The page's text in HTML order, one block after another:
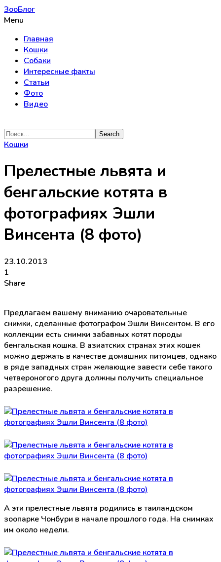
ЗооБлог
Menu
Главная
Кошки
Собаки
Интересные факты
Статьи
Фото
Видео
Кошки
Прелестные львята и
бенгальские котята в
фотографиях Эшли
Винсента (8 фото)
23.10.2013
1
Share
Предлагаем вашему вниманию очаровательные
снимки, сделанные фотографом Эшли Винсентом. В его
коллекции есть снимки забавных котят породы
бенгальская кошка. В азиатских странах этих кошек
можно держать в качестве домашних питомцев, однако
в ряде западных стран желающие завести себе такого
четвероногого друга должны получить специальное
разрешение.
А эти прелестные львята родились в таиландском
зоопарке Чонбури в начале прошлого года. На снимках
им около недели.